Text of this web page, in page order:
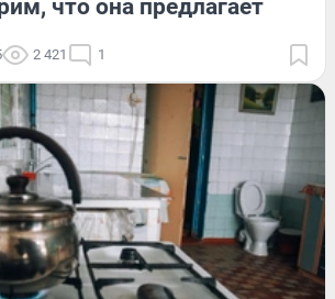
что она предлагает
2 421 1